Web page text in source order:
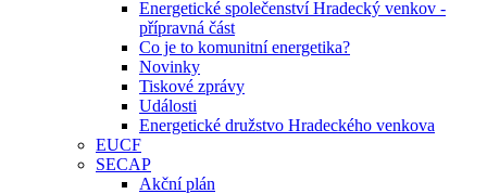
Energetické společenství Hradecký venkov -
přípravná část
Co je to komunitní energetika?
Novinky
Tiskové zprávy
Události
Energetické družstvo Hradeckého venkova
EUCF
SECAP
Akční plán